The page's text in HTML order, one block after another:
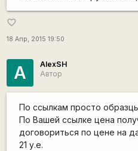
favorite_border
18 Апр, 2015 19:50
A
AlexSH
Автор
По ссылкам просто
По Вашей ссылке цена
договориться по цене на
21 у.е.